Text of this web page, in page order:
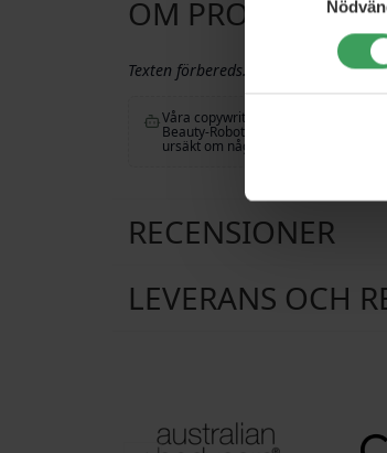
OM PRODUKTEN
Texten förbereds...
Våra copywriters är väldigt
Beauty-Roboto som har gjort sitt
ursäkt om några misstag har råkat
RECENSIONER
LEVERANS OCH